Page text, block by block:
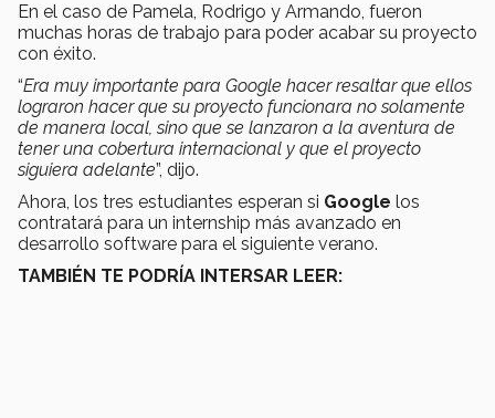
En el caso de Pamela, Rodrigo y Armando, fueron
muchas horas de trabajo para poder acabar su proyecto
con éxito.
“Era muy importante para Google hacer resaltar que ellos
lograron hacer que su proyecto funcionara no solamente
de manera local, sino que se lanzaron a la aventura de
tener una cobertura internacional y que el proyecto
siguiera adelante”, dijo.
Ahora, los tres estudiantes esperan si Google los
contratará para un internship más avanzado en
desarrollo software para el siguiente verano.
TAMBIÉN TE PODRÍA INTERSAR LEER: